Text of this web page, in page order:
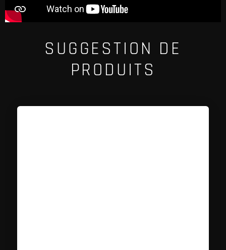
SUGGESTION DE
PRODUITS